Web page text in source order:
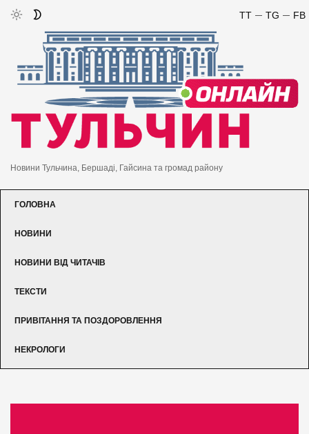
FB
TG
TT
Новини Тульчина, Бершаді, Гайсина та громад району
ГОЛОВНА
НОВИНИ
НОВИНИ ВІД ЧИТАЧІВ
ТЕКСТИ
ПРИВІТАННЯ ТА ПОЗДОРОВЛЕННЯ
НЕКРОЛОГИ